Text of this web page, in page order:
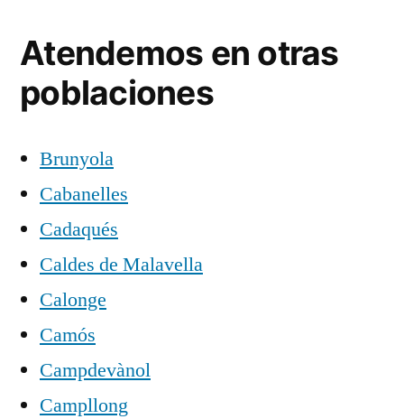
Atendemos en otras
poblaciones
Brunyola
Cabanelles
Cadaqués
Caldes de Malavella
Calonge
Camós
Campdevànol
Campllong